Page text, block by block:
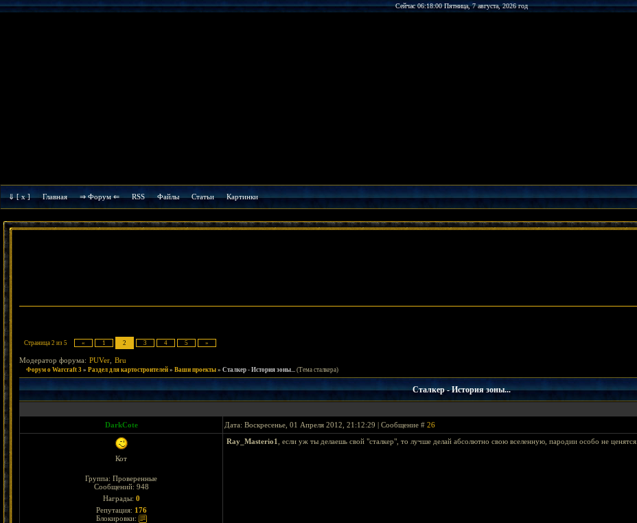
Сейчас 06:18:00 Пятница, 7 августа, 2026 год
⇓ [ x ] Главная ⇒ Форум ⇐ RSS Файлы Cтатьи Картинки
Страница 2 из 5 « 1 2 3 4 5 »
Модератор форума: PUVer Bru
Форум о Warcraft 3 » Раздел для картостроителей » Ваши проекты » Сталкер - История зоны... (Тема сталкера)
Сталкер - История зоны...
DarkCote Дата: Воскресенье, 01 Апреля 2012, 21:12:29 | Сообщение # 26
Кот
Группа: Проверенные
Сообщений: 948
Награды: 0
Репутация: 176
Блокировки:
Ray_Masterio1 , если уж ты делаешь свой "сталкер", то лучше делай абсолютно свою вселенную, пародии особо не ценятся.